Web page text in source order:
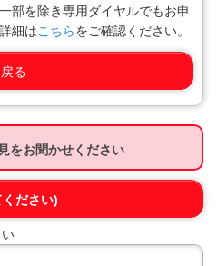
部を除き専用ダイヤルでもお申
細はこちらをご確認ください。
戻る
をお聞かせください
ださい)